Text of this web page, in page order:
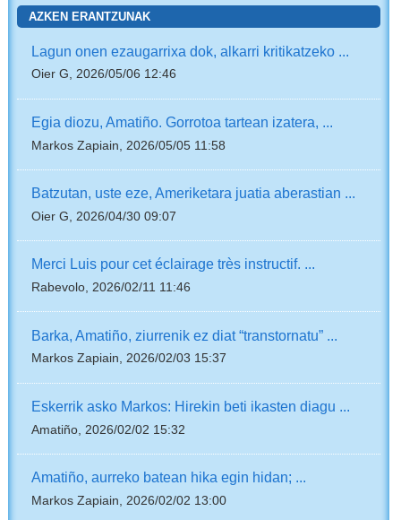
AZKEN ERANTZUNAK
Lagun onen ezaugarrixa dok, alkarri kritikatzeko ...
Oier G, 2026/05/06 12:46
Egia diozu, Amatiño. Gorrotoa tartean izatera, ...
Markos Zapiain, 2026/05/05 11:58
Batzutan, uste eze, Ameriketara juatia aberastian ...
Oier G, 2026/04/30 09:07
Merci Luis pour cet éclairage très instructif. ...
Rabevolo, 2026/02/11 11:46
Barka, Amatiño, ziurrenik ez diat “transtornatu” ...
Markos Zapiain, 2026/02/03 15:37
Eskerrik asko Markos: Hirekin beti ikasten diagu ...
Amatiño, 2026/02/02 15:32
Amatiño, aurreko batean hika egin hidan; ...
Markos Zapiain, 2026/02/02 13:00